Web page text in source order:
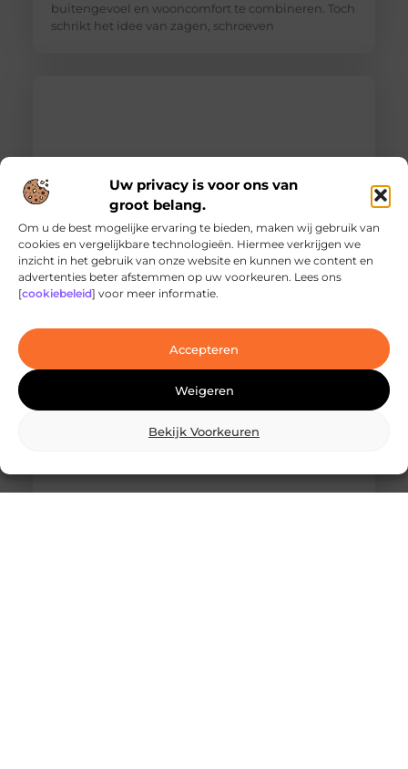
Uw privacy is voor ons van
groot belang.
Om u de best mogelijke ervaring te bieden, maken wij gebruik van
cookies en vergelijkbare technologieën. Hiermee verkrijgen we
inzicht in het gebruik van onze website en kunnen we content en
advertenties beter afstemmen op uw voorkeuren. Lees ons
[cookiebeleid] voor meer informatie.
Accepteren
Weigeren
Bekijk Voorkeuren
buitengevoel en wooncomfort te combineren. Toch
schrikt het idee van zagen, schroeven
Ontdek de innovatieve behandelingen in
jouw stad
laserbehandelingen in Den Haag? Dan ben je hier